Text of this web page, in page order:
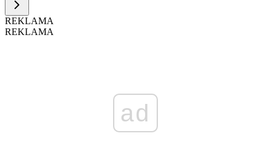
REKLAMA
REKLAMA
ad